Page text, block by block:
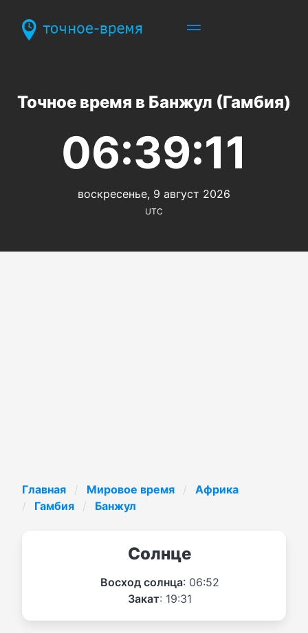
Точное время в Банжул (Гамбия)
06:39:11
воскресенье, 9 август 2026
UTC
Главная Мировое время
Африка
Гамбия
Банжул
Солнце
Восход солнца: 06:52
Закат: 19:31